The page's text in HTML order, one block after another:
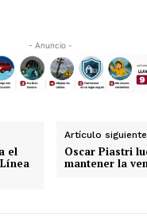
- Anuncio -
el
Artículo siguiente
Oscar Piastri
mantener la